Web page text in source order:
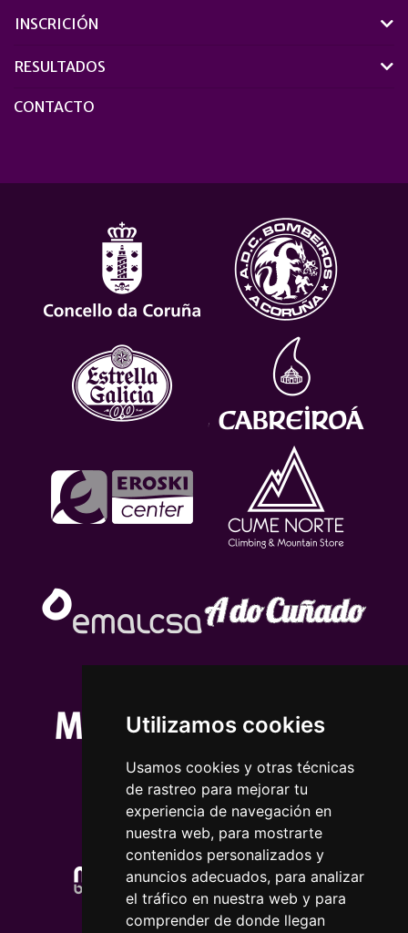
Utilizamos cookies
Usamos cookies y otras técnicas
de rastreo para mejorar tu
experiencia de navegación en
nuestra web, para mostrarte
contenidos personalizados y
anuncios adecuados, para analizar
el tráfico en nuestra web y para
comprender de donde llegan
INSCRICIÓN
RESULTADOS
CONTACTO